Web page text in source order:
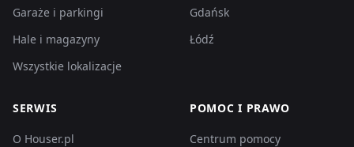
Garaże i parkingi
Hale i magazyny
Wszystkie lokalizacje
Gdańsk
Łódź
SERWIS
O Houser.pl
POMOC I PRAWO
Centrum pomocy